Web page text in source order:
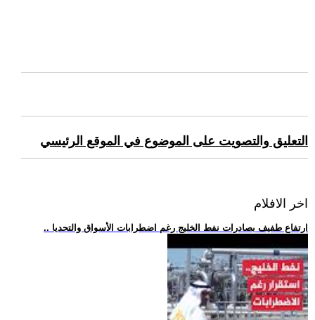
التعليق والتصويت على الموضوع في الموقع الرئيسي
اخر الافلام
.. ارتفاع طفيف بصادرات نفط الخليج رغم اضطرابات الأسواق والتحديا